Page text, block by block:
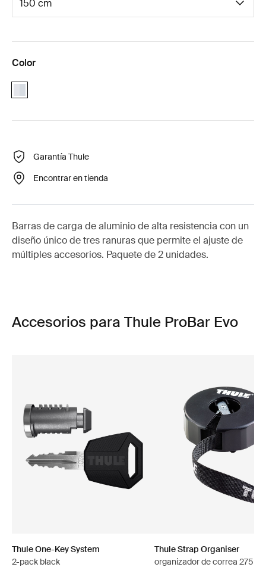
Color
Garantía Thule
Encontrar en tienda
Barras de carga de aluminio de alta resistencia con un
diseño único de tres ranuras que permite el ajuste de
múltiples accesorios. Paquete de 2 unidades.
Accesorios para Thule ProBar Evo
Thule One-Key System
2-pack black
Thule Strap Organiser
organizador de correa 275